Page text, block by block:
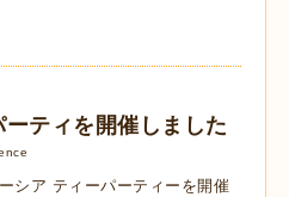
ティを開催しました
シア ティーパーティーを開催